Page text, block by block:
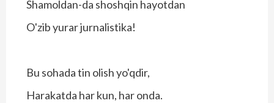
Shamoldan-da shoshqin hayotdan
O'zib yurar jurnalistika!
Bu sohada tin olish yo'qdir,
Harakatda har kun, har onda.